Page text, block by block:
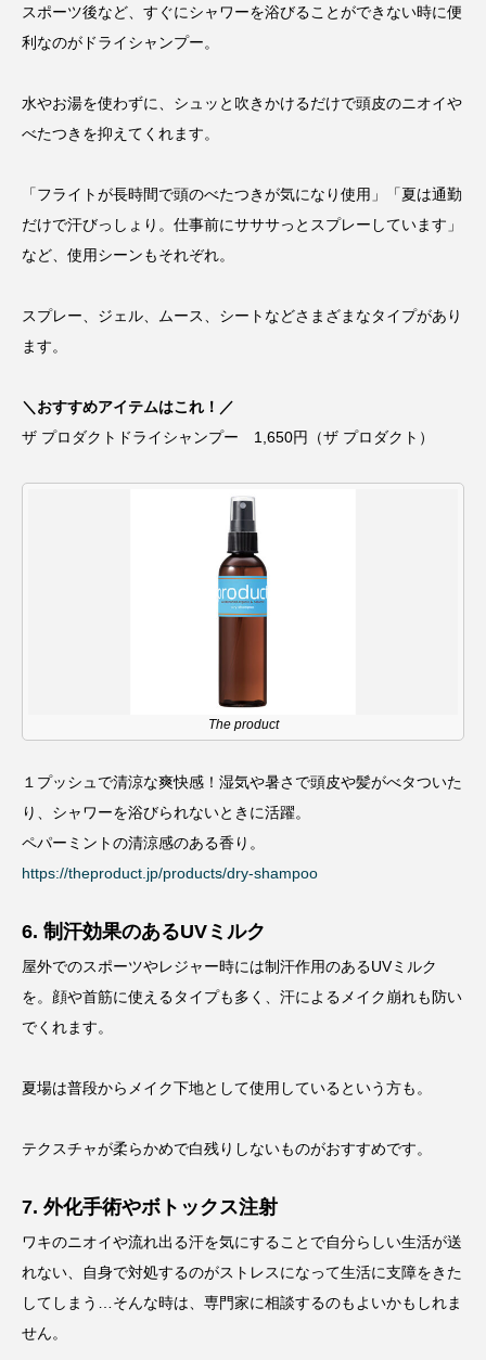
スポーツ後など、すぐにシャワーを浴びることができない時に便
利なのがドライシャンプー。
水やお湯を使わずに、シュッと吹きかけるだけで頭皮のニオイや
べたつきを抑えてくれます。
「フライトが長時間で頭のべたつきが気になり使用」「夏は通勤
だけで汗びっしょり。仕事前にサササっとスプレーしています」
など、使用シーンもそれぞれ。
スプレー、ジェル、ムース、シートなどさまざまなタイプがあり
ます。
＼おすすめアイテムはこれ！／
ザ プロダクトドライシャンプー 1,650円（ザ プロダクト）
The product
１プッシュで清涼な爽快感！湿気や暑さで頭皮や髪がべタついた
り、シャワーを浴びられないときに活躍。
ペパーミントの清涼感のある香り。
https://theproduct.jp/products/dry-shampoo
6. 制汗効果のあるUVミルク
屋外でのスポーツやレジャー時には制汗作用のあるUVミルク
を。顔や首筋に使えるタイプも多く、汗によるメイク崩れも防い
でくれます。
夏場は普段からメイク下地として使用しているという方も。
テクスチャが柔らかめで白残りしないものがおすすめです。
7. 外化手術やボトックス注射
ワキのニオイや流れ出る汗を気にすることで自分らしい生活が送
れない、自身で対処するのがストレスになって生活に支障をきた
してしまう…そんな時は、専門家に相談するのもよいかもしれま
せん。